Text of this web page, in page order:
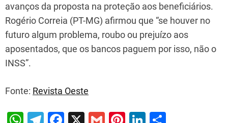
avanços da proposta na proteção aos beneficiários.
Rogério Correia (PT-MG) afirmou que “se houver no
futuro algum problema, roubo ou prejuízo aos
aposentados, que os bancos paguem por isso, não o
INSS”.
Fonte: Revista Oeste